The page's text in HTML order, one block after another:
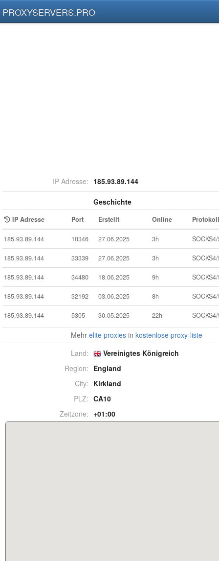
PROXYSERVERS.PRO
IP Adresse: 185.93.89.144
Geschichte
IP Adresse Port Erstellt Online Protokoll
185.93.89.144 10346 27.06.2025 3h
185.93.89.144 33339 27.06.2025 3h
185.93.89.144 34480 18.06.2025 9h
185.93.89.144 32192 03.06.2025 8h
185.93.89.144 5305 30.05.2025 22h
Mehrelite proxies inkostenlose proxy-liste
Land:
Vereinigtes Königreich
Region: England
City: Kirkland
PLZ: CA10
Zeitzone: +01:00